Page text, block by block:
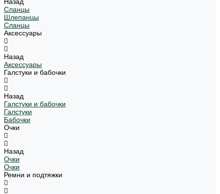
Сланцы
Шлепанцы
Сланцы
Аксессуары
Назад
Аксессуары
Галстуки и бабочки
Назад
Галстуки и бабочки
Галстуки
Бабочки
Очки
Назад
Очки
Очки
Ремни и подтяжки